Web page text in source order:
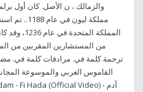
والزمالك ، ن الأصل. كان أول
مملكة ليون
المملكة
من المستشارين المقربين من
ترجمة كلمة في. مرادفات كلمة في.